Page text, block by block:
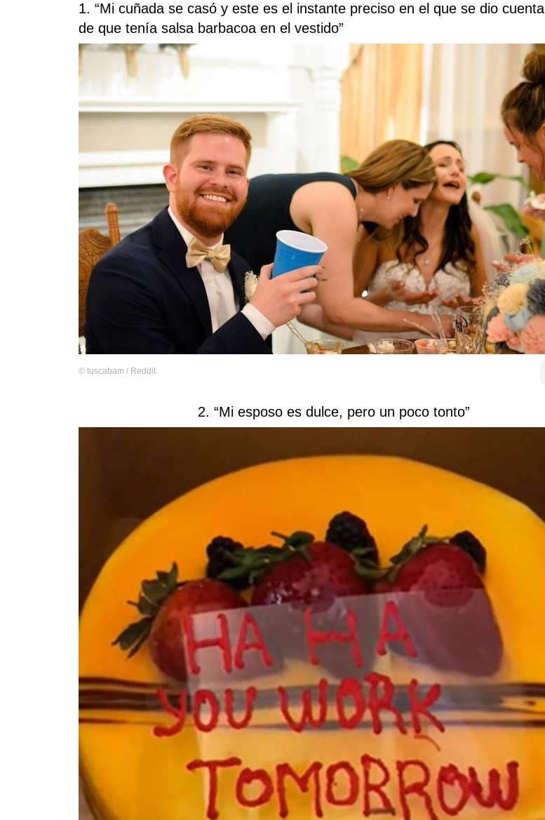
1. “Mi cuñada se casó y este es el instante preciso en el que se dio cuenta
de que tenía salsa barbacoa en el vestido”
© tuscabam / Reddit
2. “Mi esposo es dulce, pero un poco tonto”